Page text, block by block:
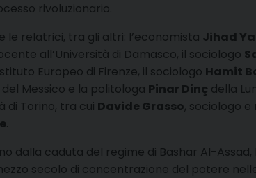
rivoluzionario.
le relatrici, tra gli altri: l’economista Jihad
all’Università di Damasco, il sociologo
Europeo di Firenze, il sociologo Hamit
Messico e la politologa Pinar Dinç della
di Torino, tra cui Davide Grasso, sociologo
.
dalla caduta del regime di Bashar Al-
secolo di concentrazione del potere